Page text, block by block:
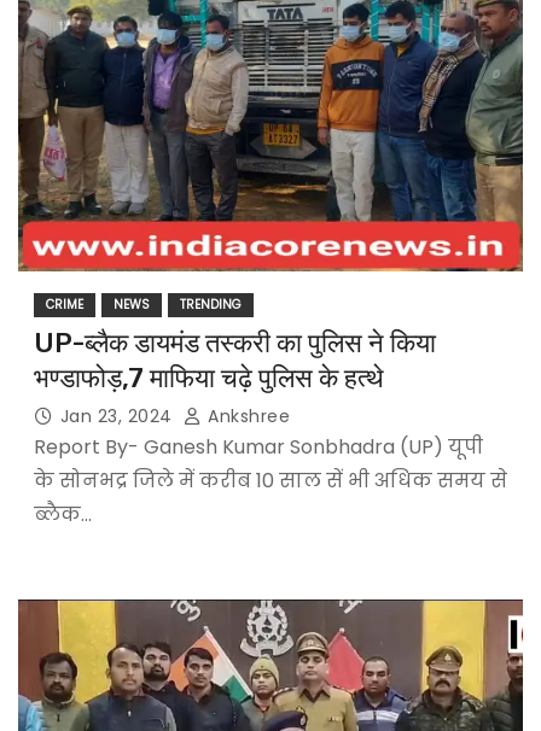
CRIME NEWS TRENDING
UP-ब्लैक डायमंड तस्करी का पुलिस ने किया
भण्डाफोड़,7 माफिया चढ़े पुलिस के हत्थे
Jan 23, 2024 Ankshree
Report By- Ganesh Kumar Sonbhadra (UP) यूपी
के सोनभद्र जिले में करीब 10 साल सें भी अधिक समय से
ब्लैक…